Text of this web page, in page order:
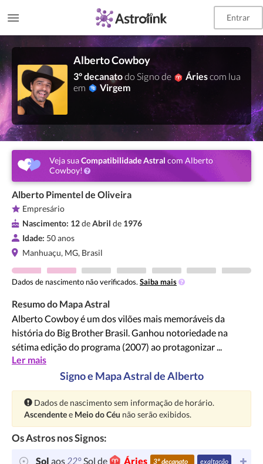
Entrar
Alberto Cowboy
3º decanatodo Signo de Áriescom lua
em
Virgem
Veja suaCompatibilidade Astral com Alberto
Cowboy!
Alberto Pimentel de Oliveira
Empresário
Nascimento: 12deAbril de 1976
Idade: 50 anos
Manhuaçu, MG, Brasil
Dados de nascimento não verificados. Saiba mais
Resumo do Mapa Astral
Alberto Cowboy é um dos vilões mais memoráveis da
história do Big Brother Brasil. Ganhou notoriedade na
sétima edição do programa (2007) ao protagonizar ...
Ler mais
Signo e Mapa Astral de Alberto
Atenção:
Dados de nascimento sem informação de horário.
Ascendentee Meio do Céu não serão exibidos.
Os Astros nos Signos:
Sol aos22°Sol de Áries 3º decanato exaltação